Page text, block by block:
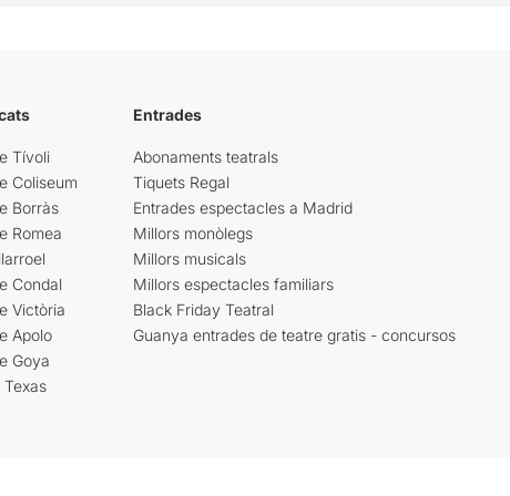
Tívoli
Coliseum
Borràs
Romea
Condal
Victòria
Apolo
Goya
Texas
Entrades
Abonaments teatrals
Tiquets Regal
Entrades espectacles a Madrid
Millors monòlegs
Millors musicals
Millors espectacles familiars
Black Friday Teatral
Guanya entrades de teatre gratis - concursos